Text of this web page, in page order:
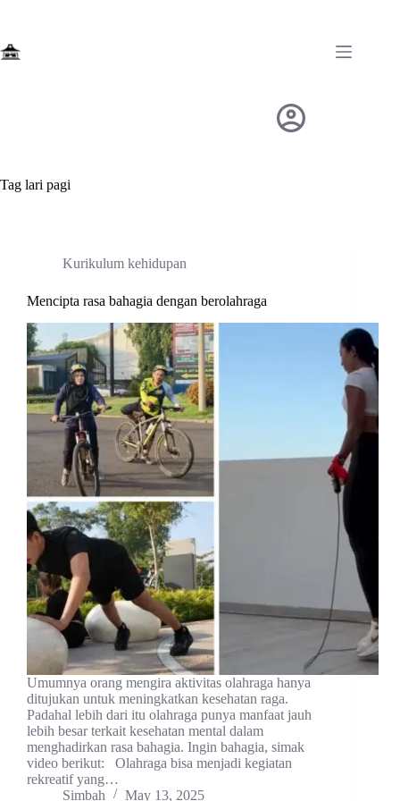
Tag lari pagi
Kurikulum kehidupan
Mencipta rasa bahagia dengan berolahraga
Umumnya orang mengira aktivitas olahraga hanya
ditujukan untuk meningkatkan kesehatan raga.
Padahal lebih dari itu olahraga punya manfaat jauh
lebih besar terkait kesehatan mental dalam
menghadirkan rasa bahagia. Ingin bahagia, simak
video berikut: Olahraga bisa menjadi kegiatan
rekreatif yang…
Simbah
May 13, 2025